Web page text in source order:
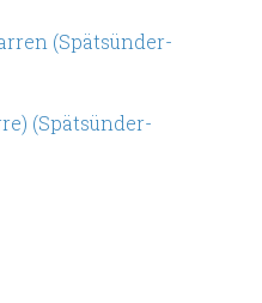
(Spätsünder-
(Spätsünder-